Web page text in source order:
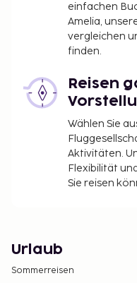
einfachen
Amelia,
vergleichen
finden.
Reisen
Wählen Sie
Aktivitäten.
Flexibilität
Sie reisen
Urlaub
Sommerreisen